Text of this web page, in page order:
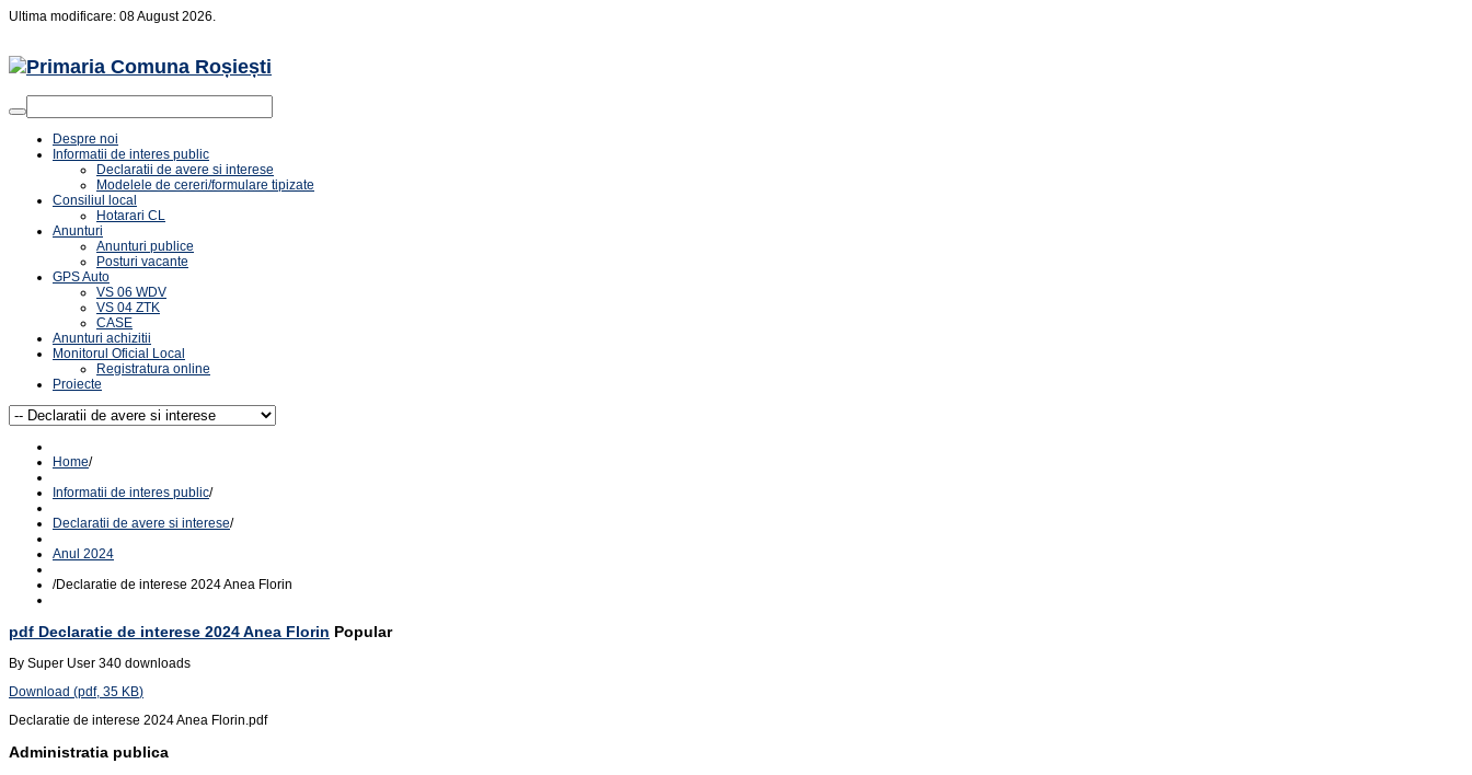
Ultima modificare: 08 August 2026.
Despre noi
Informatii de interes public
Declaratii de avere si interese
Modelele de cereri/formulare tipizate
Consiliul local
Hotarari CL
Anunturi
Anunturi publice
Posturi vacante
GPS Auto
VS 06 WDV
VS 04 ZTK
CASE
Anunturi achizitii
Monitorul Oficial Local
Registratura online
Proiecte
Home/
Informatii de interes public/
Declaratii de avere si interese/
Anul 2024
/Declaratie de interese 2024 Anea Florin
pdf Declaratie de interese 2024 Anea Florin Popular
By Super User 340 downloads
Download (pdf, 35 KB)
Declaratie de interese 2024 Anea Florin.pdf
Administratia publica